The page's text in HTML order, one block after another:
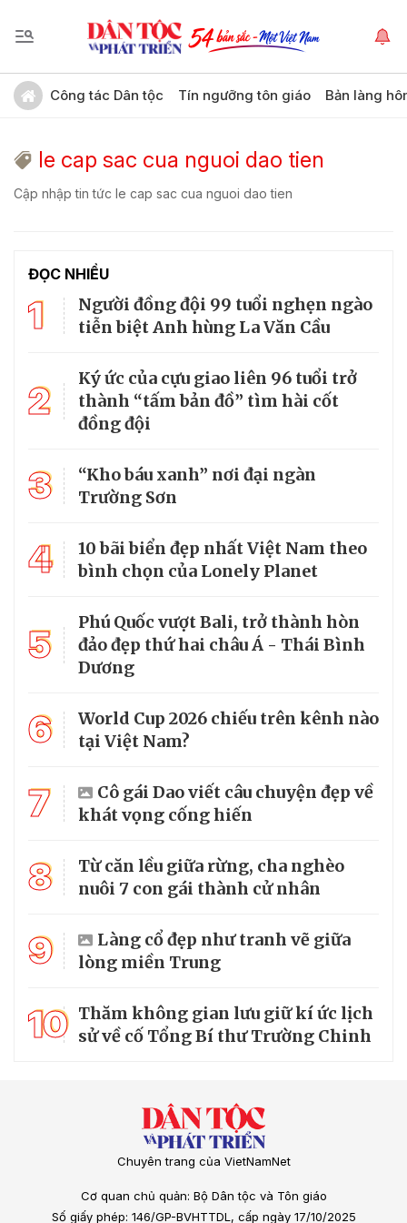
Công tác Dân tộc Tín ngưỡng tôn giáo Bản làng
le cap sac cua nguoi dao tien
Cập nhập tin tức le cap sac cua nguoi dao tien
ĐỌC NHIỀU
1
Người đồng đội 99 tuổi nghẹn ngào
tiễn biệt Anh hùng La Văn Cầu
2
Ký ức của cựu giao liên 96 tuổi trở
thành “tấm bản đồ” tìm hài cốt
đồng đội
3
“Kho báu xanh” nơi đại ngàn
Trường Sơn
4
10 bãi biển đẹp nhất Việt Nam theo
bình chọn của Lonely Planet
5
Phú Quốc vượt Bali, trở thành hòn
đảo đẹp thứ hai châu Á - Thái Bình
Dương
6
World Cup 2026 chiếu trên kênh nào
tại Việt Nam?
7
Cô gái Dao viết câu chuyện đẹp về
khát vọng cống hiến
8
Từ căn lều giữa rừng, cha nghèo
nuôi 7 con gái thành cử nhân
9
Làng cổ đẹp như tranh vẽ giữa
lòng miền Trung
10 Thăm không gian lưu giữ kí ức lịch
sử về cố Tổng Bí thư Trường Chinh
Chuyên trang của VietNamNet
Cơ quan chủ quản: Bộ Dân tộc và Tôn giáo
Số giấy phép: 146/GP-BVHTTDL, cấp ngày 17/10/2025